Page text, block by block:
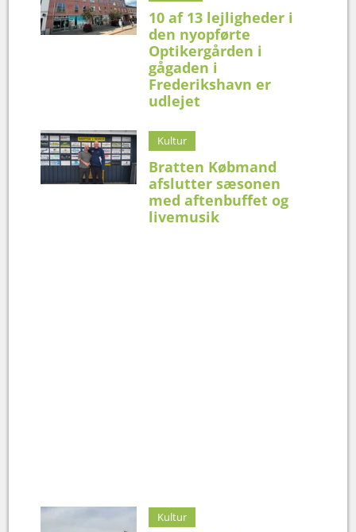
10 af 13 lejligheder i
den nyopførte
Optikergården i
gågaden i
Frederikshavn er
udlejet
Kultur
Bratten Købmand
afslutter sæsonen
med aftenbuffet og
livemusik
Kultur